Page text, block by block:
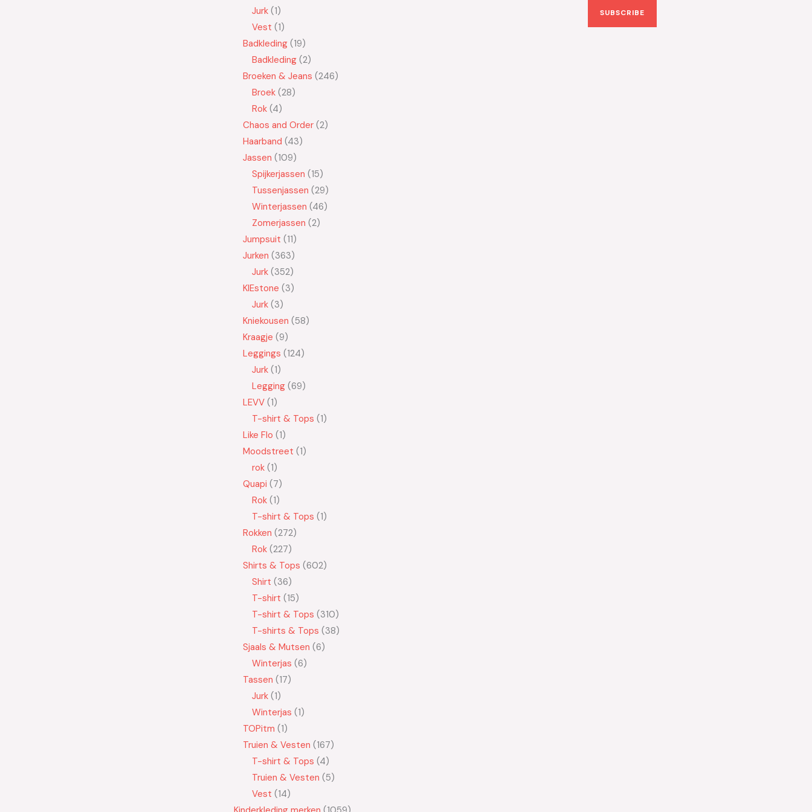
Jurk 1
Vest 1
Badkleding 19
Badkleding 2
Broeken & Jeans 246
Broek 28
Rok 4
Chaos and Order 2
Haarband 43
Jassen 109
Spijkerjassen 15
Tussenjassen 29
Winterjassen 46
Zomerjassen 2
Jumpsuit 11
Jurken 363
Jurk 352
KIEstone 3
Jurk 3
Kniekousen 58
Kraagje 9
Leggings 124
Jurk 1
Legging 69
LEVV 1
T-shirt & Tops 1
Like Flo 1
Moodstreet 1
rok 1
Quapi 7
Rok 1
T-shirt & Tops 1
Rokken 272
Rok 227
Shirts & Tops 602
Shirt 36
T-shirt 15
T-shirt & Tops 310
T-shirts & Tops 38
Sjaals & Mutsen 6
Winterjas 6
Tassen 17
Jurk 1
Winterjas 1
TOPitm 1
Truien & Vesten 167
T-shirt & Tops 4
Truien & Vesten 5
Vest 14
SUBSCRIBE